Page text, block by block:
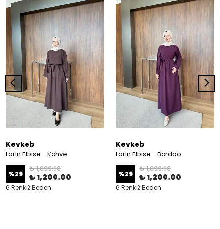
Kevkeb
Lorin Elbise - Kahve
%29
₺ 1,699.00
₺ 1,200.00
6 Renk 2 Beden
Kevkeb
Lorin Elbise - Bordoo
%29
₺ 1,699.00
₺ 1,200.00
6 Renk 2 Beden